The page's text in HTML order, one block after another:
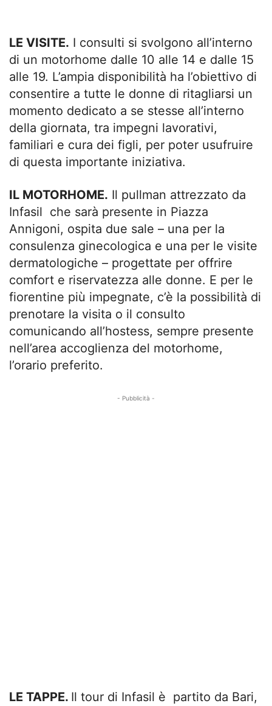
LE VISITE. I consulti si svolgono all’interno
di un motorhome dalle 10 alle 14 e dalle 15
alle 19. L’ampia disponibilità ha l’obiettivo di
consentire a tutte le donne di ritagliarsi un
momento dedicato a se stesse all’interno
della giornata, tra impegni lavorativi,
familiari e cura dei figli, per poter usufruire
di questa importante iniziativa.
IL MOTORHOME. Il pullman attrezzato da
Infasil che sarà presente in Piazza
Annigoni, ospita due sale – una per la
consulenza ginecologica e una per le visite
dermatologiche – progettate per offrire
comfort e riservatezza alle donne. E per le
fiorentine più impegnate, c’è la possibilità di
prenotare la visita o il consulto
comunicando all’hostess, sempre presente
nell’area accoglienza del motorhome,
l’orario preferito.
- Pubblicità -
LE TAPPE. Il tour di Infasil è partito da Bari,